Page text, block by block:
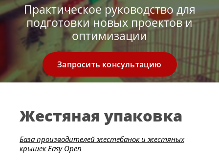
Практическое руководство для
подготовки новых проектов и
оптимизации
Запросить консультацию
Жестяная упаковка
База производителей жестебанок и жестяных
крышек Easy Open